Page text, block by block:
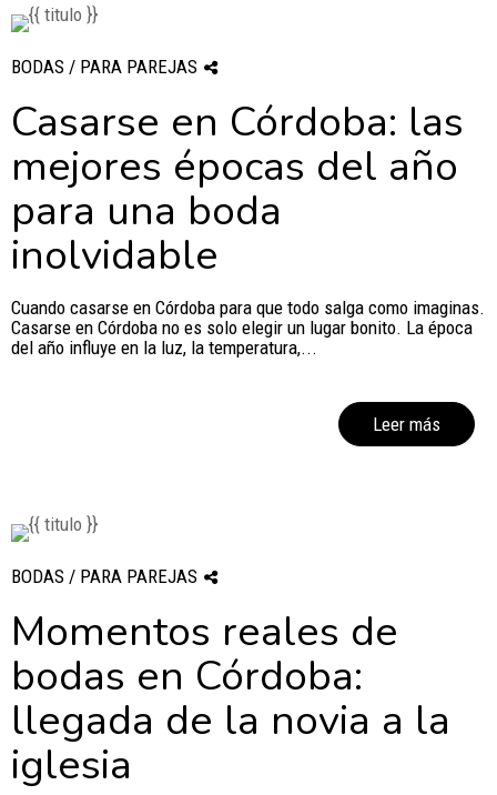
BODAS / PARA PAREJAS
Casarse en Córdoba: las
mejores épocas del año
para una boda
inolvidable
Cuando casarse en Córdoba para que todo salga como imaginas.
Casarse en Córdoba no es solo elegir un lugar bonito. La época
del año influye en la luz, la temperatura,...
Leer más
BODAS / PARA PAREJAS
Momentos reales de
bodas en Córdoba:
llegada de la novia a la
iglesia